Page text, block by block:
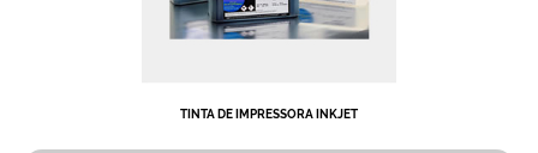
TINTA DE IMPRESSORA INKJET